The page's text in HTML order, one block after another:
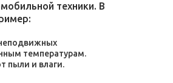
техники. В
температурам.
пыли и влаги.